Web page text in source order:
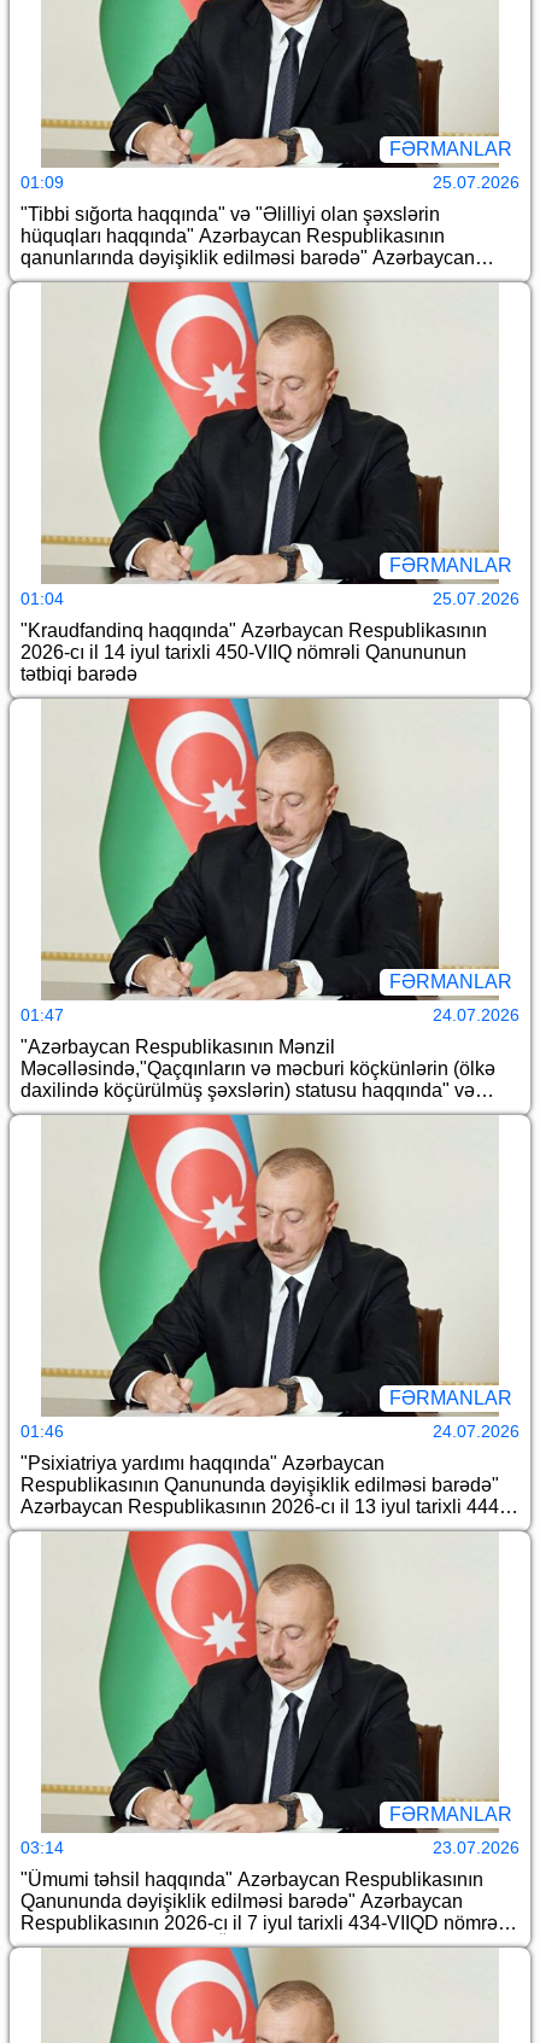
FƏRMANLAR
01:09 25.07.2026
"Tibbi sığorta haqqında" və "Əlilliyi olan şəxslərin
hüquqları haqqında" Azərbaycan Respublikasının
qanunlarında dəyişiklik edilməsi barədə" Azərbaycan
Respublikasının 2026-cı il 14 iyul tarixli 464-VIIQD nömrəli
Qanununun tətbiqi və bununla əlaqədar Azərbaycan
Respublikası Prezidentinin bir sıra fərmanlarında
dəyişiklik edilməsi haqqında
FƏRMANLAR
01:04 25.07.2026
"Kraudfandinq haqqında" Azərbaycan Respublikasının
2026-cı il 14 iyul tarixli 450-VIIQ nömrəli Qanununun
tətbiqi barədə
FƏRMANLAR
01:47 24.07.2026
"Azərbaycan Respublikasının Mənzil
Məcəlləsində,"Qaçqınların və məcburi köçkünlərin (ölkə
daxilində köçürülmüş şəxslərin) statusu haqqında" və
"Məcburi köçkünlərin və onlara bərabər tutulan şəxslərin
sosial müdafiəsi haqqında" Azərbaycan Respublikasının
qanunlarında dəyişiklik edilməsi barədə" Azərbaycan
Respublikasının 2026-cı il 30 iyun tarixli 432-VIIQD
nömrəli Qanununun tətbiqi və "Azərbaycan Respublikası
Mənzil Məcəlləsinin təsdiq edilməsi, qüvvəyə minməsi və
bununla bağlı hüquqi tənzimləmə məsələləri haqqında"
Azərbaycan Respublikası Qanununun tətbiq edilməsi
barədə" Azərbaycan Respublikası Prezidentinin 2009-cu il
27 avqust tarixli 153 nömrəli Fərmanında dəyişiklik
edilməsi haqqında
FƏRMANLAR
01:46 24.07.2026
"Psixiatriya yardımı haqqında" Azərbaycan
Respublikasının Qanununda dəyişiklik edilməsi barədə"
Azərbaycan Respublikasının 2026-cı il 13 iyul tarixli 444-
VIIQD nömrəli Qanununun tətbiqi və "Psixiatriya yardımı
haqqında" Azərbaycan Respublikası Qanununun tətbiq
edilməsi barədə"Azərbaycan Respublikası Prezidentinin
2001-ci il 3 sentyabr tarixli 574 nömrəli Fərmanında
dəyişiklik edilməsi haqqında
FƏRMANLAR
03:14 23.07.2026
"Ümumi təhsil haqqında" Azərbaycan Respublikasının
Qanununda dəyişiklik edilməsi barədə" Azərbaycan
Respublikasının 2026-cı il 7 iyul tarixli 434-VIIQD nömrəli
Qanununun tətbiqi və "Ümumi təhsil haqqında"
Azərbaycan Respublikasının 2019-cu il 29 mart tarixli
1532-VQ nömrəli Qanununun tətbiqi barədə" Azərbaycan
Respublikası Prezidentinin 2019-cu il 27 may tarixli 711
nömrəli Fərmanında dəyişiklik edilməsi haqqında